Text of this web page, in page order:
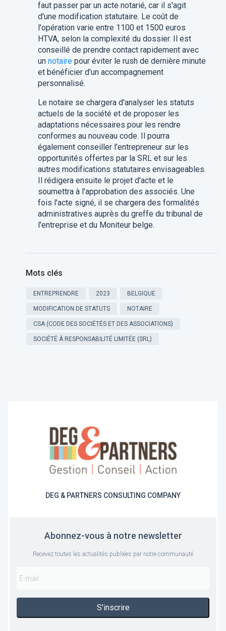
faut passer par un acte notarié, car il s'agit
d'une modification statutaire. Le coût de
l'opération varie entre 1100 et 1500 euros
HTVA, selon la complexité du dossier. Il est
conseillé de prendre contact rapidement avec
un notairepour éviter le rush de dernière minute
et bénéficier d'un accompagnement
personnalisé.
Le notaire se chargera d'analyser les statuts
actuels de la société et de proposer les
adaptations nécessaires pour les rendre
conformes au nouveau code. Il pourra
également conseiller l'entrepreneur sur les
opportunités offertes par la SRL et sur les
autres modifications statutaires envisageables.
Il rédigera ensuite le projet d'acte et le
soumettra à l'approbation des associés. Une
fois l'acte signé, il se chargera des formalités
administratives auprès du greffe du tribunal de
l'entreprise et du Moniteur belge.​​
Mots clés
ENTREPRENDRE 2023 BELGIQUE
MODIFICATION DE STATUTS NOTAIRE
CSA (CODE DES SOCIÉTÉS ET DES ASSOCIATIONS)
SOCIÉTÉ À RESPONSABILITÉ LIMITÉE (SRL)
DEG & PARTNERS CONSULTING COMPANY
Abonnez-vous à notre newsletter
Recevez toutes les actualités publiées par notre communauté
S'inscrire